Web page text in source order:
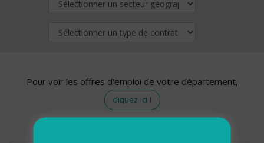
Pour voir les offres d'emploi de votre département,
cliquez ici !